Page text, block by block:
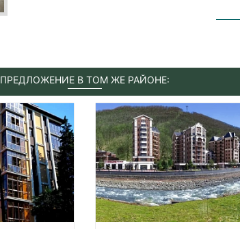
ПРЕДЛОЖЕНИЕ В ТОМ ЖЕ РАЙОНЕ: